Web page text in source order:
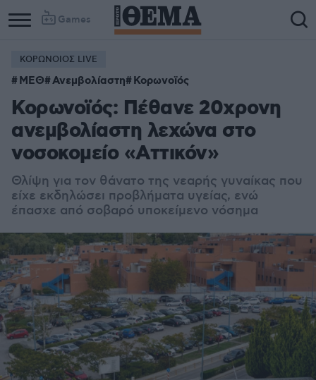
Games
ΚΟΡΩΝΟΙΟΣ LIVE
ΜΕΘ Ανεμβολίαστη Κορωνοϊός
Κορωνοϊός: Πέθανε 20χρονη
ανεμβολίαστη λεχώνα στο
νοσοκομείο «Αττικόν»
Θλίψη για τον θάνατο της νεαρής γυναίκας που
είχε εκδηλώσει προβλήματα υγείας, ενώ
έπασχε από σοβαρό υποκείμενο νόσημα